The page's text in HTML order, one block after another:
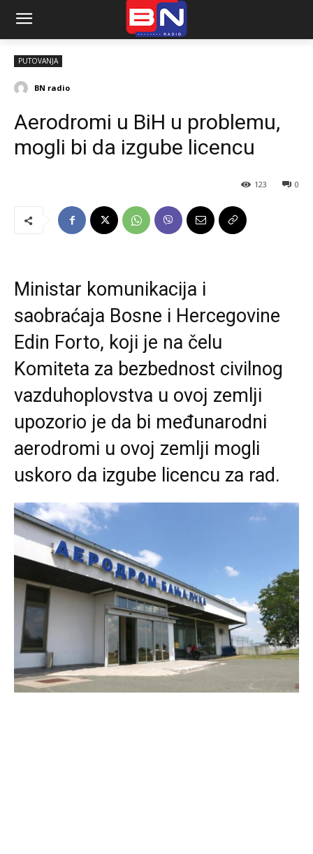
PUTOVANJA
BN radio
Aerodromi u BiH u problemu,
mogli bi da izgube licencu
0
123
Ministar komunikacija i
saobraćaja Bosne i Hercegovine
Edin Forto, koji je na čelu
Komiteta za bezbednost civilnog
vazduhoplovstva u ovoj zemlji
upozorio je da bi međunarodni
aerodromi u ovoj zemlji mogli
uskoro da izgube licencu za rad.